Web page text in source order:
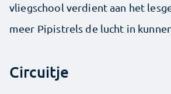
vliegschool verdient aan het
meer Pipistrels de lucht in
Circuitje